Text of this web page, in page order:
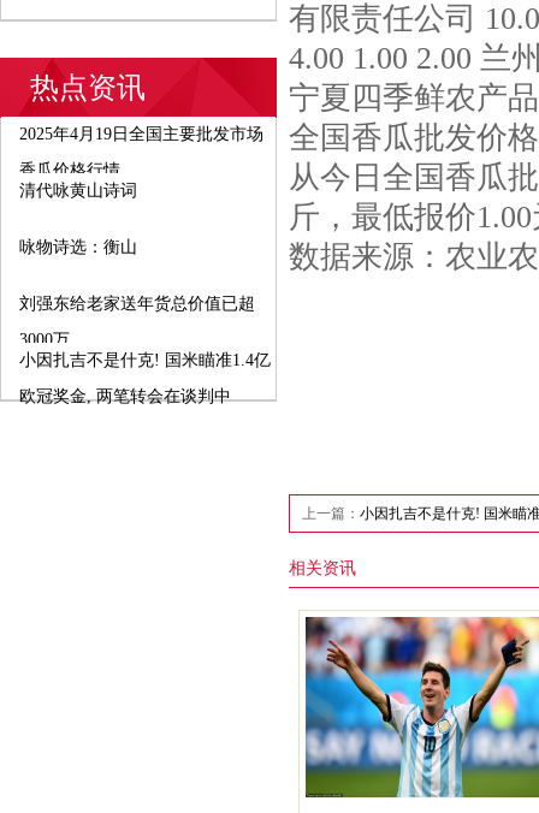
热点资讯
2025年4月19日全国主要批发市场
香瓜价格行情
清代咏黄山诗词
咏物诗选：衡山
刘强东给老家送年货总价值已超
3000万
小因扎吉不是什克! 国米瞄准1.4亿
欧冠奖金, 两笔转会在谈判中
有限责任公司
4.00 1.00 2.00 兰
宁夏四季鲜农产
全国香瓜批发价
从今日全国香瓜
斤，最低报价
数据来源：农业
上一篇： 小因扎吉不是什克! 国米瞄
相关资讯